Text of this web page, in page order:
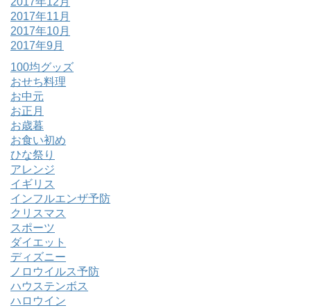
2017年11月
2017年10月
2017年9月
100均グッズ
おせち料理
お中元
お正月
お歳暮
お食い初め
ひな祭り
アレンジ
イギリス
インフルエンザ予防
クリスマス
スポーツ
ダイエット
ディズニー
ノロウイルス予防
ハウステンボス
ハロウイン